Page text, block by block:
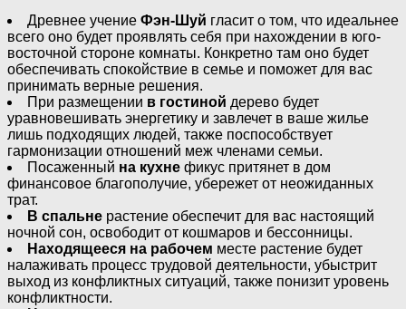
Древнее учение Фэн-Шуй гласит о том, что идеальнее
всего оно будет проявлять себя при нахождении в юго-
восточной стороне комнаты. Конкретно там оно будет
обеспечивать спокойствие в семье и поможет для вас
принимать верные решения.
При размещении в гостиной дерево будет
уравновешивать энергетику и завлечет в ваше жилье
лишь подходящих людей, также поспособствует
гармонизации отношений меж членами семьи.
Посаженный на кухне фикус притянет в дом
финансовое благополучие, убережет от неожиданных
трат.
В спальне растение обеспечит для вас настоящий
ночной сон, освободит от кошмаров и бессонницы.
Находящееся на рабочем месте растение будет
налаживать процесс трудовой деятельности, убыстрит
выход из конфликтных ситуаций, также понизит уровень
конфликтности.